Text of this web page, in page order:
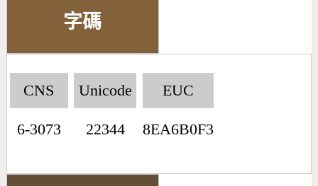
字碼
CNS
6-3073
Unicode
22344
EUC
8EA6B0F3